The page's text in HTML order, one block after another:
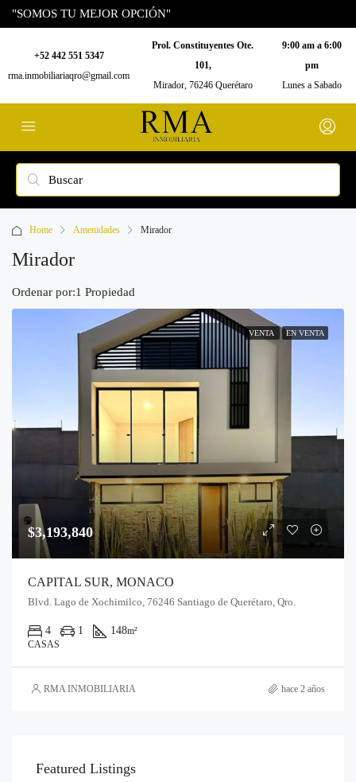
"SOMOS TU MEJOR OPCIÓN"
+52 442 551 5347
rma.inmobiliariaqro@gmail.com
Prol. Constituyentes Ote.
101,
Mirador, 76246 Querétaro
9:00 am a 6:00
pm
Lunes a Sabado
Home Amenidades Mirador
Mirador
1 Propiedad
Ordenar por:
VENTA EN VENTA
$3,193,840
CAPITAL SUR, MONACO
Blvd. Lago de Xochimilco, 76246 Santiago de Querétaro, Qro.
4 1 148m²
CASAS
RMA INMOBILIARIA hace 2 años
Featured Listings